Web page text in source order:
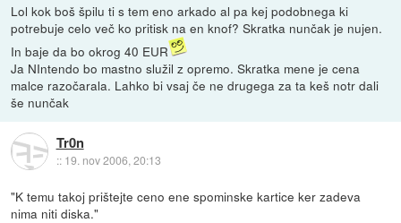
Lol kok boš špilu ti s tem eno arkado al pa kej podobnega ki
potrebuje celo več ko pritisk na en knof? Skratka nunčak je nujen.
In baje da bo okrog 40 EUR
Ja NIntendo bo mastno služil z opremo. Skratka mene je cena
malce razočarala. Lahko bi vsaj če ne drugega za ta keš notr dali
še nunčak
Tr0n
:: 19. nov 2006, 20:13
"K temu takoj prištejte ceno ene spominske kartice ker zadeva
nima niti diska."